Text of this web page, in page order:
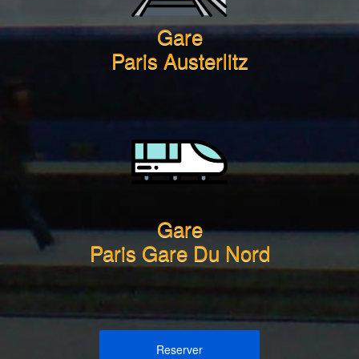
Gare
Paris Austerlitz
Gare
Paris Gare Du Nord
Reserver